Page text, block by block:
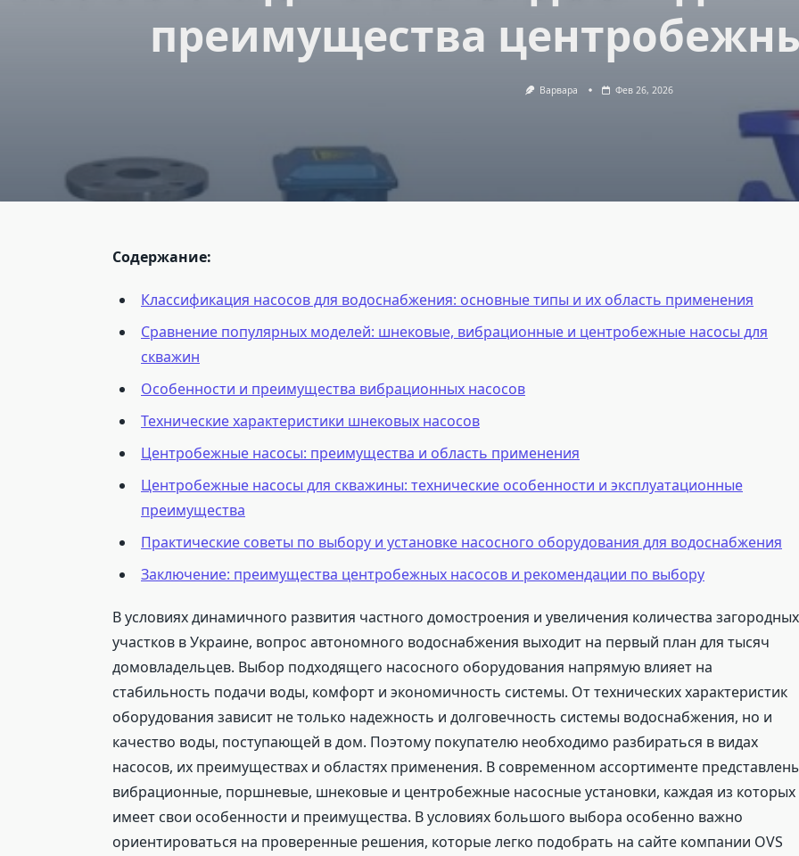
преимущества
Варвара Фев 26, 2026
Содержание:
Классификация насосов для водоснабжения: основные типы и их область применения
Сравнение популярных моделей: шнековые, вибрационные и центробежные насосы для
скважин
Особенности и преимущества вибрационных насосов
Технические характеристики шнековых насосов
Центробежные насосы: преимущества и область применения
Центробежные насосы для скважины: технические особенности и эксплуатационные
преимущества
Практические советы по выбору и установке насосного оборудования для водоснабжения
Заключение: преимущества центробежных насосов и рекомендации по выбору
В условиях динамичного развития частного домостроения и увеличения количества загородных
участков в Украине, вопрос автономного водоснабжения выходит на первый план для тысяч
домовладельцев. Выбор подходящего насосного оборудования напрямую влияет на
стабильность подачи воды, комфорт и экономичность системы. От технических характеристик
оборудования зависит не только надежность и долговечность системы водоснабжения, но и
качество воды, поступающей в дом. Поэтому покупателю необходимо разбираться в видах
насосов, их преимуществах и областях применения. В современном ассортименте
вибрационные, поршневые, шнековые и центробежные насосные установки, каждая из которых
имеет свои особенности и преимущества. В условиях большого выбора особенно важно
ориентироваться на проверенные решения, которые легко подобрать на сайте компании OVS